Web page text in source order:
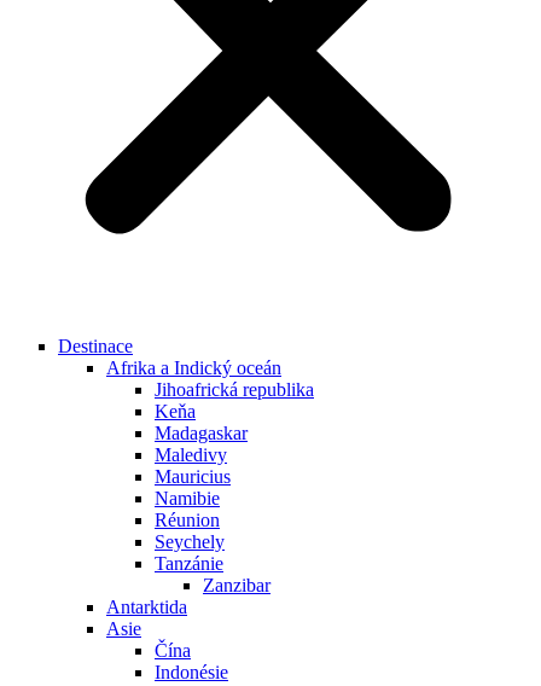
Destinace
Afrika a Indický oceán
Jihoafrická republika
Keňa
Madagaskar
Maledivy
Mauricius
Namibie
Réunion
Seychely
Tanzánie
Zanzibar
Antarktida
Asie
Čína
Indonésie